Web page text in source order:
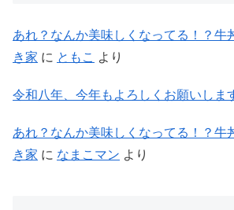
あれ？なんか美味しくなってる！？牛
き家 に ともこ より
令和八年、今年もよろしくお願いしま
あれ？なんか美味しくなってる！？牛
き家 に なまこマン より